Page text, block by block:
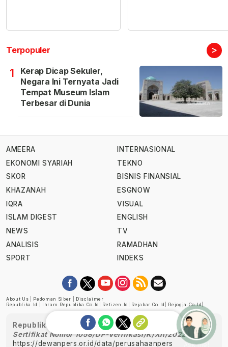
Terpopuler >
1
Kerap Dicap Sekuler,
Negara Ini Ternyata Jadi
Tempat Museum Islam
Terbesar di Dunia
AMEERA
EKONOMI SYARIAH
SKOR
KHAZANAH
IQRA
ISLAM DIGEST
NEWS
ANALISIS
SPORT
INTERNASIONAL
TEKNO
BISNIS FINANSIAL
ESGNOW
VISUAL
ENGLISH
TV
RAMADHAN
INDEKS
About Us Pedoman Siber
Disclaimer
Republika.id
Ihram.republika.co.id Retizen.id Rejabar.co.id Rejogja.co.id|
Republika telah diverifikasi oleh Dewan Pers
Sertifikat Nomor 1058/DP-Verifikasi/K/XII/2022
https://dewanpers.or.id/data/perusahaanpers
Ask me!